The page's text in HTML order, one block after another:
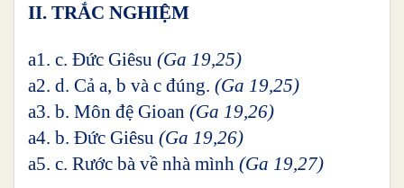
II. TRẮC NGHIỆM
a1. c. Đức Giêsu (Ga 19,25)
a2. d. Cả a, b và c đúng. (Ga 19,25)
a3. b. Môn đệ Gioan (Ga 19,26)
a4. b. Đức Giêsu (Ga 19,26)
a5. c. Rước bà về nhà mình (Ga 19,27)